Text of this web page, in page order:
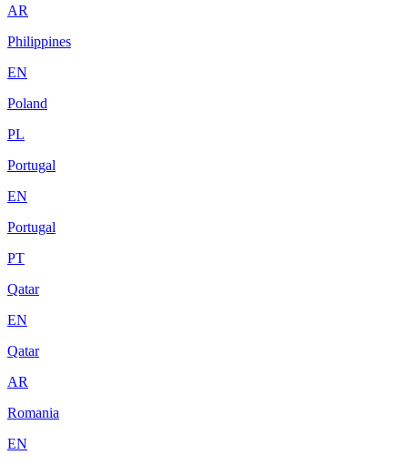
AR
Philippines
EN
Poland
PL
Portugal
EN
Portugal
PT
Qatar
EN
Qatar
AR
Romania
EN